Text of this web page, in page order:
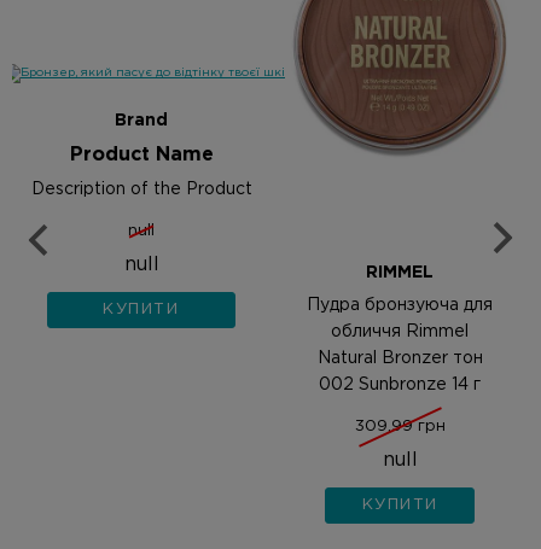
Brand
Product Name
Description of the Product
null
null
КУПИТИ
RIMMEL
Пудра бронзуюча для
обличчя Rimmel
Natural Bronzer тон
002 Sunbronze 14 г
309,99 грн
null
КУПИТИ